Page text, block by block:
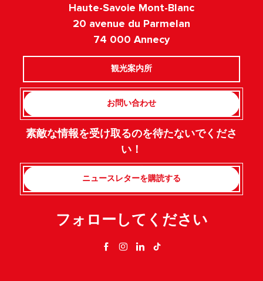
Haute-Savoie Mont-Blanc
20 avenue du Parmelan
74 000 Annecy
観光案内所
お問い合わせ
素敵な情報を受け取るのを待たないでくださ
い！
ニュースレターを購読する
フォローしてください